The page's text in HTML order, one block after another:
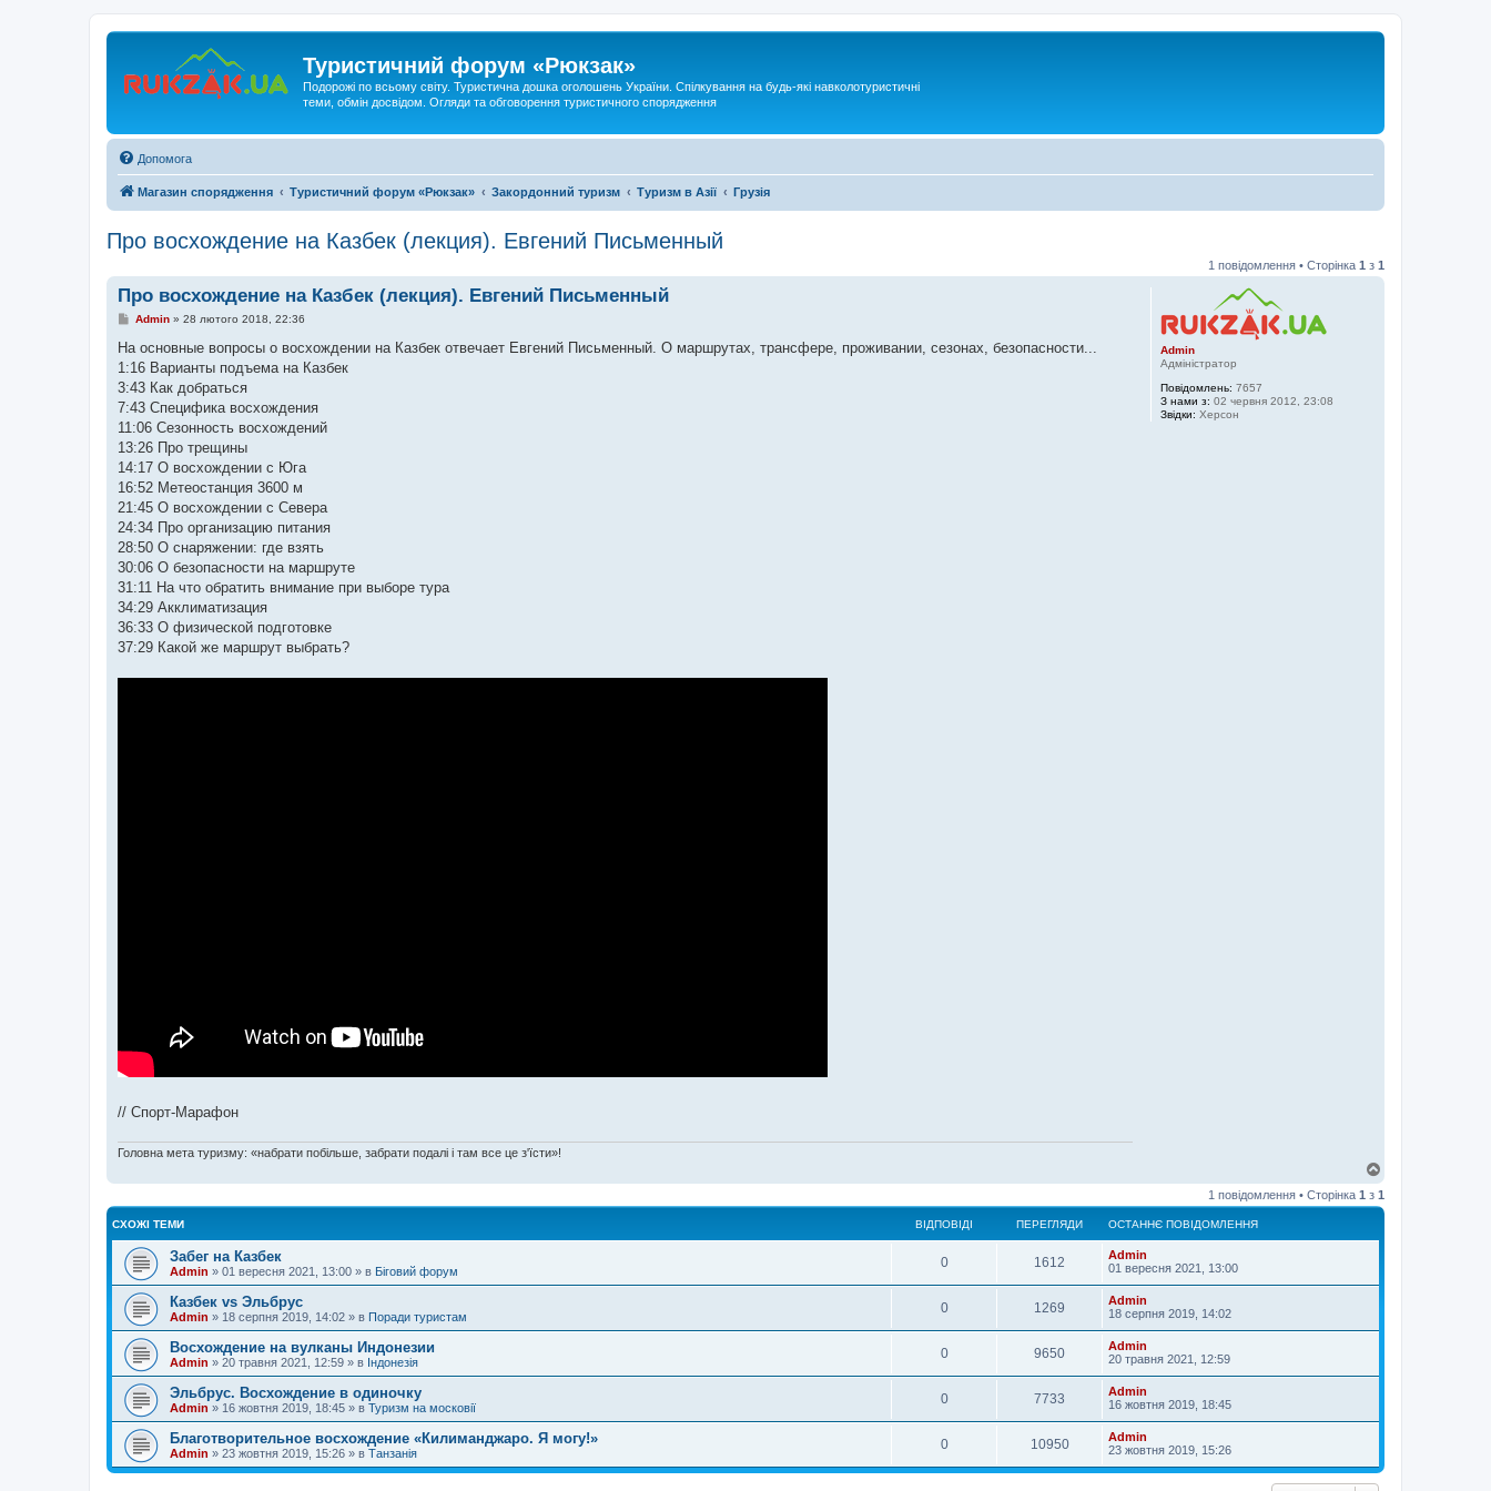
Туристичний форум «Рюкзак»
Подорожі по всьому світу. Туристична дошка оголошень України. Спілкування на будь-які навколотуристичні
теми, обмін досвідом. Огляди та обговорення туристичного спорядження
Допомога
Магазин спорядження Туристичний форум «Рюкзак» Закордонний туризм Туризм в Азії Грузія
Про восхождение на Казбек (лекция). Евгений Письменный
1 повідомлення • Сторінка 1 з 1
Admin
Адміністратор
Повідомлень: 7657
З нами з: 02 червня 2012, 23:08
Звідки: Херсон
Про восхождение на Казбек (лекция). Евгений Письменный
П
в
д
о
л
е
н
я
Admin» 28 лютого 2018, 22:36
На основные вопросы о восхождении на Казбек отвечает Евгений Письменный. О маршрутах, трансфере, проживании, сезонах, безопасности...
1:16 Варианты подъема на Казбек
3:43 Как добраться
7:43 Специфика восхождения
11:06 Сезонность восхождений
13:26 Про трещины
14:17 О восхождении с Юга
16:52 Метеостанция 3600 м
21:45 О восхождении с Севера
24:34 Про организацию питания
28:50 О снаряжении: где взять
30:06 О безопасности на маршруте
31:11 На что обратить внимание при выборе тура
34:29 Акклиматизация
36:33 О физической подготовке
37:29 Какой же маршрут выбрать?
// Спорт-Марафон
Головна мета туризму: «набрати побільше, забрати подалі і там все це з'їсти»!
г
о
1 повідомлення • Сторінка 1 з 1
СХОЖІ ТЕМИ ВІДПОВІДІ ПЕРЕГЛЯДИ ОСТАННЄ ПОВІДОМЛЕННЯ
Забег на Казбек
Admin » 01 вересня 2021, 13:00 » в Біговий форум
0 1612
Admin
01 вересня 2021, 13:00
Казбек vs Эльбрус
Admin » 18 серпня 2019, 14:02 » в Поради туристам
0 1269
Admin
18 серпня 2019, 14:02
Восхождение на вулканы Индонезии
Admin » 20 травня 2021, 12:59 » в Індонезія
0 9650
Admin
20 травня 2021, 12:59
Эльбрус. Восхождение в одиночку
Admin » 16 жовтня 2019, 18:45 » в Туризм на московії
0 7733
Admin
16 жовтня 2019, 18:45
Благотворительное восхождение «Килиманджаро. Я могу!»
Admin » 23 жовтня 2019, 15:26 » в Танзанія
0 10950
Admin
23 жовтня 2019, 15:26